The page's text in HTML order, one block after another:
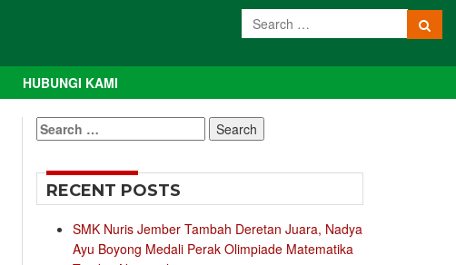
HUBUNGI KAMI
Search
for:
RECENT POSTS
SMK Nuris Jember Tambah Deretan Juara, Nadya
Ayu Boyong Medali Perak Olimpiade Matematika